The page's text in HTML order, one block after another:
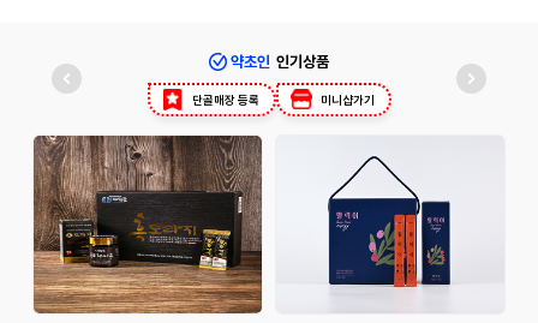
약초인 인기상품
단골매장 등록 미니샵가기